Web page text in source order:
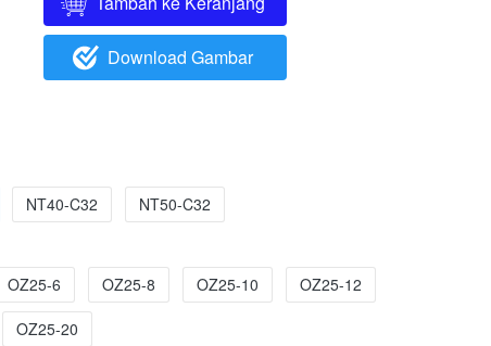
` Download Gambar
NT40-C32
NT50-C32
OZ25-6 OZ25-8 OZ25-10 OZ25-12
OZ25-20